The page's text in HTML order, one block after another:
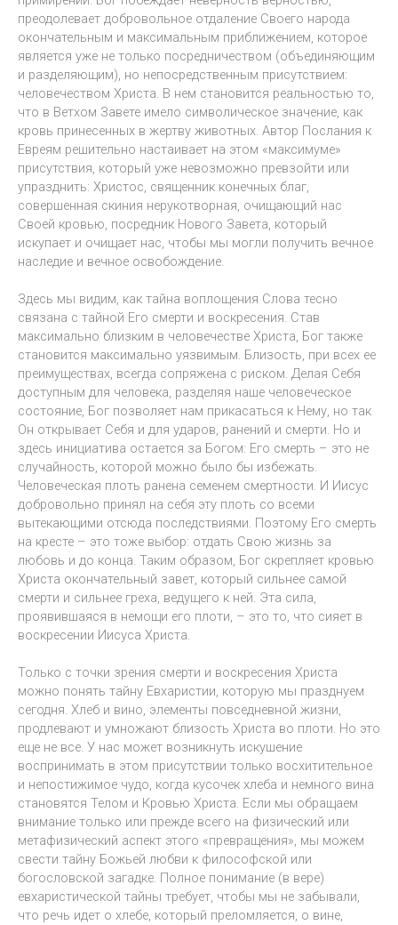
преодолевает добровольное отдаление Своего народа
окончательным и максимальным приближением, которое
является уже не только посредничеством (объединяющим
и разделяющим), но непосредственным присутствием:
человечеством Христа. В нем становится реальностью то,
что в Ветхом Завете имело символическое значение, как
кровь принесенных в жертву животных. Автор Послания к
Евреям решительно настаивает на этом «максимуме»
присутствия, который уже невозможно превзойти или
упразднить: Христос, священник конечных благ,
совершенная скиния нерукотворная, очищающий нас
Своей кровью, посредник Нового Завета, который
искупает и очищает нас, чтобы мы могли получить вечное
наследие и вечное освобождение.
Здесь мы видим, как тайна воплощения Слова тесно
связана с тайной Его смерти и воскресения. Став
максимально близким в человечестве Христа, Бог также
становится максимально уязвимым. Близость, при всех ее
преимуществах, всегда сопряжена с риском. Делая Себя
доступным для человека, разделяя наше человеческое
состояние, Бог позволяет нам прикасаться к Нему, но так
Он открывает Себя и для ударов, ранений и смерти. Но и
здесь инициатива остается за Богом: Его смерть – это не
случайность, которой можно было бы избежать.
Человеческая плоть ранена семенем смертности. И Иисус
добровольно принял на себя эту плоть со всеми
вытекающими отсюда последствиями. Поэтому Его смерть
на кресте – это тоже выбор: отдать Свою жизнь за
любовь и до конца. Таким образом, Бог скрепляет кровью
Христа окончательный завет, который сильнее самой
смерти и сильнее греха, ведущего к ней. Эта сила,
проявившаяся в немощи его плоти, – это то, что сияет в
воскресении Иисуса Христа.
Только с точки зрения смерти и воскресения Христа
можно понять тайну Евхаристии, которую мы празднуем
сегодня. Хлеб и вино, элементы повседневной жизни,
продлевают и умножают близость Христа во плоти. Но это
еще не все. У нас может возникнуть искушение
воспринимать в этом присутствии только восхитительное
и непостижимое чудо, когда кусочек хлеба и немного вина
становятся Телом и Кровью Христа. Если мы обращаем
внимание только или прежде всего на физический или
метафизический аспект этого «превращения», мы можем
свести тайну Божьей любви к философской или
богословской загадке. Полное понимание (в вере)
евхаристической тайны требует, чтобы мы не забывали,
что речь идет о хлебе, который преломляется, о вине,